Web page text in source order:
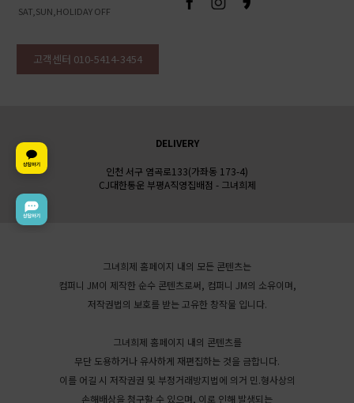
SAT,SUN,HOLIDAY OFF
고객센터 010-5414-3454
DELIVERY
인천 서구 염곡로133(가좌동 173-4)
CJ대한통운 부평A직영집배점 - 그녀희제
그녀희제 홈페이지 내의 모든 콘텐츠는
컴퍼니 JM이 제작한 순수 콘텐츠로써, 컴퍼니 JM의 소유이며,
저작권법의 보호를 받는 고유한 창작물 입니다.
그녀희제 홈페이지 내의 콘텐츠를
무단 도용하거나 유사하게 재편집하는 것을 금합니다.
이를 어길 시 저작권권 및 부정거래방지법에 의거 민.형사상의
손해배상을 청구할 수 있으며, 이로 인해 발생되는